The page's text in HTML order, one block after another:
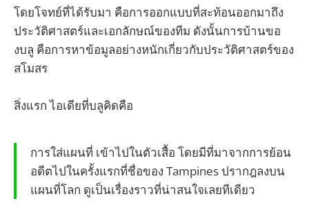
โดยโจทย์ที่ได้รับมา คือการออกแบบที่สะท้อนออกมาถึง
ประวัติศาสตร์และเอกลักษณ์ของทีม ดังนั้นการบ้านขอ
งบลู คือการหาข้อมูลอย่างหนักเกี่ยวกับประวัติศาสตร์ของ
สโมสร
สิ่งแรก ไอเดียที่บลูคิดคือ
การใส่แผนที่ เข้าไปในตัวเสื้อ โดยมีที่มาจากการย้อน
อดีตไปในครั้งแรกที่ชื่อของ Tampines ปรากฎลงบน
แผนที่โลก ดูเป็นเรื่องราวที่น่าสนใจเลยทีเดียว